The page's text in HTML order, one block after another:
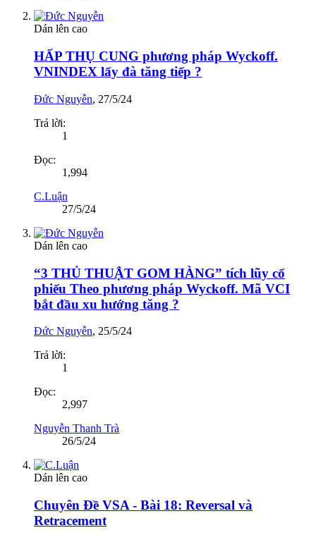
Dán lên cao
HẤP THỤ CUNG phương pháp Wyckoff.
VNINDEX lấy đà tăng tiếp ?
Đức Nguyễn, 27/5/24
Trả lời:
1
Đọc:
1,994
C.Luận
27/5/24
Dán lên cao
“3 THỦ THUẬT GOM HÀNG” tích lũy cổ
phiếu Theo phương pháp Wyckoff. Mã VCI
bắt đầu xu hướng tăng ?
Đức Nguyễn, 25/5/24
Trả lời:
1
Đọc:
2,997
Nguyễn Thanh Trà
26/5/24
Dán lên cao
Chuyên Đề VSA - Bài 18: Reversal và
Retracement